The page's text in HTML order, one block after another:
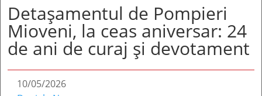
Detașamentul de Pompieri
Mioveni, la ceas aniversar: 24
de ani de curaj și devotament
10/05/2026